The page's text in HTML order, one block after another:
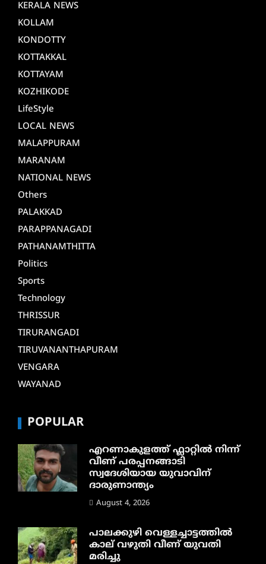
KERALA NEWS
KOLLAM
KONDOTTY
KOTTAKKAL
KOTTAYAM
KOZHIKODE
LifeStyle
LOCAL NEWS
MALAPPURAM
MARANAM
NATIONAL NEWS
Others
PALAKKAD
PARAPPANAGADI
PATHANAMTHITTA
Politics
Sports
Technology
THRISSUR
TIRURANGADI
TIRUVANANTHAPURAM
VENGARA
WAYANAD
POPULAR
എറണാകുളത്ത് ഫ്ലാറ്റിൽ നിന്ന്
വീണ് പരപ്പനങ്ങാടി
സ്വദേശിയായ യുവാവിന്
ദാരുണാന്ത്യം
August 4, 2026
പാലക്കുഴി വെള്ളച്ചാട്ടത്തില്‍
കാല് വഴുതി വീണ് യുവതി
മരിച്ചു